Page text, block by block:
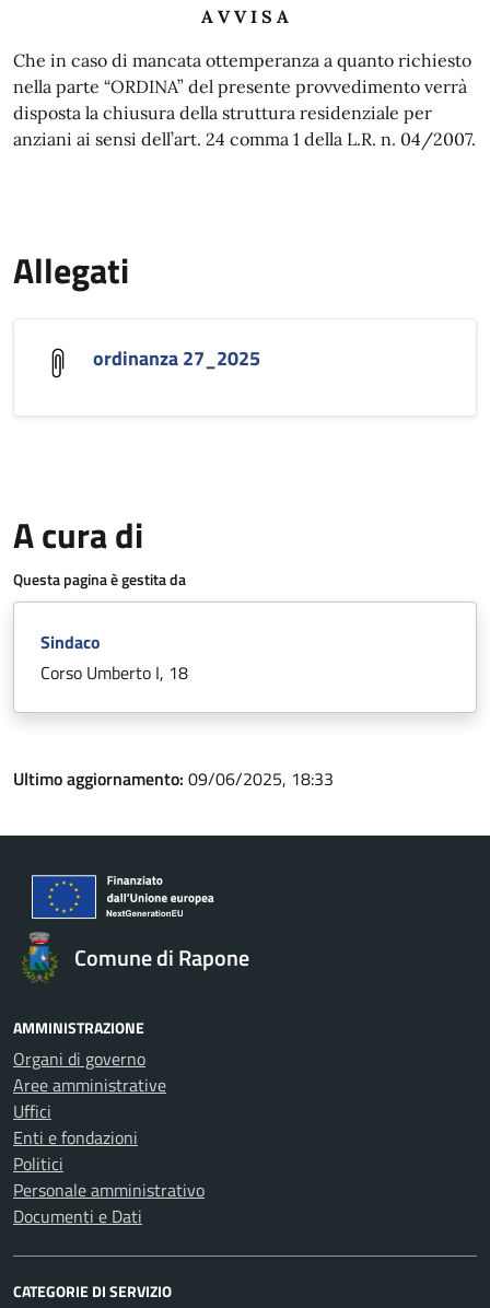
A V V I S A
Che in caso di mancata ottemperanza a quanto richiesto
nella parte “ORDINA” del presente provvedimento verrà
disposta la chiusura della struttura residenziale per
anziani ai sensi dell’art. 24 comma 1 della L.R. n. 04/2007.
Allegati
ordinanza 27_2025
A cura di
Questa pagina è gestita da
Sindaco
Corso Umberto I, 18
Ultimo aggiornamento: 09/06/2025, 18:33
Comune di Rapone
AMMINISTRAZIONE
Organi di governo
Aree amministrative
Uffici
Enti e fondazioni
Politici
Personale amministrativo
Documenti e Dati
CATEGORIE DI SERVIZIO